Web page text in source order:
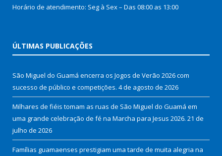
Horário de atendimento: Seg à Sex – Das 08:00 as 13:00
ÚLTIMAS PUBLICAÇÕES
São Miguel do Guamá encerra os Jogos de Verão 2026 com
sucesso de público e competições. 4 de agosto de 2026
Milhares de fiéis tomam as ruas de São Miguel do Guamá em
uma grande celebração de fé na Marcha para Jesus 2026. 21 de
julho de 2026
Famílias guamaenses prestigiam uma tarde de muita alegria na